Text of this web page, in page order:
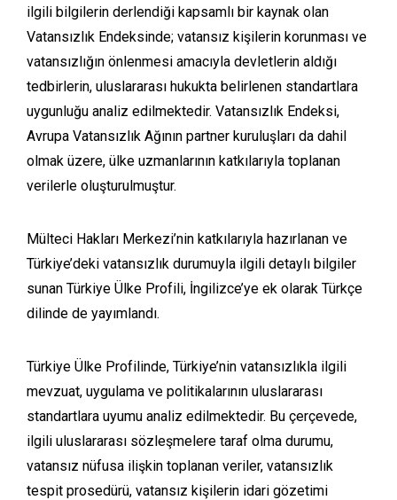
ilgili bilgilerin derlendiği kapsamlı bir kaynak olan
Vatansızlık Endeksinde; vatansız kişilerin korunması ve
vatansızlığın önlenmesi amacıyla devletlerin aldığı
tedbirlerin, uluslararası hukukta belirlenen standartlara
uygunluğu analiz edilmektedir. Vatansızlık Endeksi,
Avrupa Vatansızlık Ağının partner kuruluşları da dahil
olmak üzere, ülke uzmanlarının katkılarıyla toplanan
verilerle oluşturulmuştur.
Mülteci Hakları Merkezi’nin katkılarıyla hazırlanan ve
Türkiye’deki vatansızlık durumuyla ilgili detaylı bilgiler
sunan Türkiye Ülke Profili, İngilizce’ye ek olarak Türkçe
dilinde de yayımlandı.
Türkiye Ülke Profilinde, Türkiye’nin vatansızlıkla ilgili
mevzuat, uygulama ve politikalarının uluslararası
standartlara uyumu analiz edilmektedir. Bu çerçevede,
ilgili uluslararası sözleşmelere taraf olma durumu,
vatansız nüfusa ilişkin toplanan veriler, vatansızlık
tespit prosedürü, vatansız kişilerin idari gözetimi